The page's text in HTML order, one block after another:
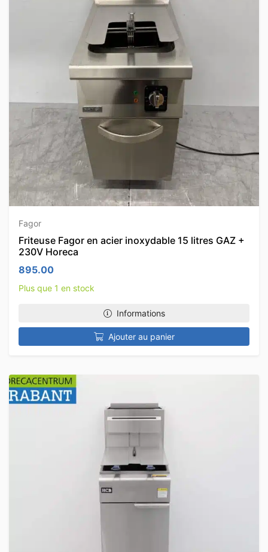
Fagor
Friteuse Fagor en acier inoxydable 15 litres GAZ +
230V Horeca
895.00
Plus que 1 en stock
Informations
Ajouter au panier